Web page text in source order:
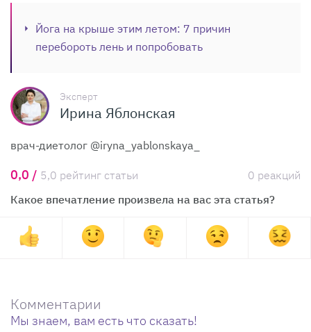
Йога на крыше этим летом: 7 причин
перебороть лень и попробовать
Эксперт
Ирина Яблонская
врач-диетолог @iryna_yablonskaya_
0,0 / 5,0 рейтинг статьи
0 реакций
Какое впечатление произвела на вас эта статья?
Комментарии
Мы знаем, вам есть что сказать!